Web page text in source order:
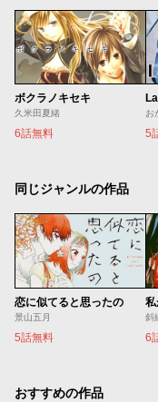
ボクラノキセキ
久米田夏緒
6話無料
お
5
同じジャンルの作品
恋に似てると思ったの
景山五月
5話無料
斜
6
おすすめの作品